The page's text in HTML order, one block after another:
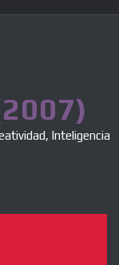
Inteligencia